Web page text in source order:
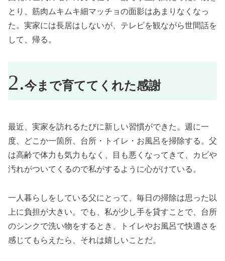
とり、筋肉ムキムキ細マッチョの面影はあまりなくなっ
た。実家には長居はしないが、テレビを観ながら世間話を
して、帰る。
今まで育ててくれた感謝
最近、実家を訪れるたびに新しい習慣ができた。週に一
度、どこか一箇所、台所・トイレ・お風呂を掃除する。父
は高齢で体力も気力もなく、目も悪くなってきて、カビや
汚れがついてくるので私がするように心がけている。
一人暮らしをしている父にとって、毎日の掃除は思った以
上に負担が大きい。でも、私が少し手を貸すことで、台所
のシンクで洗い物をするとき、トイレやお風呂で快適さを
感じてもらえたら、それは嬉しいことだ。